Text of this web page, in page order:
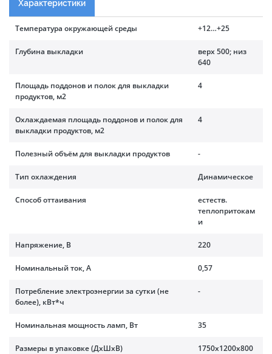
Характеристики
Температура окружающей среды +12…+25
Глубина выкладки
верх 500; низ
640
Площадь поддонов и полок для выкладки
продуктов, м2
4
Охлаждаемая площадь поддонов и полок для
выкладки продуктов, м2
4
Полезный объём для выкладки продуктов -
Тип охлаждения Динамическое
Способ оттаивания
естеств.
теплопритокам
и
Напряжение, В 220
Номинальный ток, A 0,57
Потребление электроэнергии за сутки (не
более), кВт*ч
-
Номинальная мощность ламп, Вт 35
Размеры в упаковке (ДхШхВ) 1750x1200x800